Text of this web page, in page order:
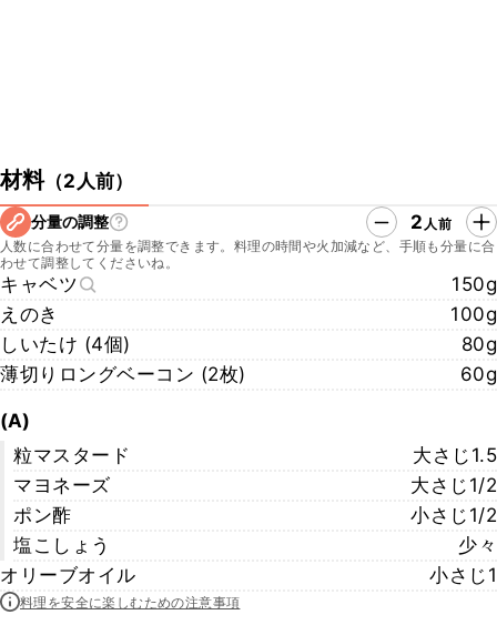
材料（2人前）
分量の調整 2 人前
人数に合わせて分量を調整できます。料理の時間や火加減など、手順も分量に合
わせて調整してくださいね。
キャベツ
150g
えのき
100g
しいたけ (4個)
80g
薄切りロングベーコン (2枚)
60g
(A)
粒マスタード
大さじ1.5
マヨネーズ
大さじ1/2
ポン酢
小さじ1/2
塩こしょう
少々
オリーブオイル
小さじ1
料理を安全に楽しむための注意事項